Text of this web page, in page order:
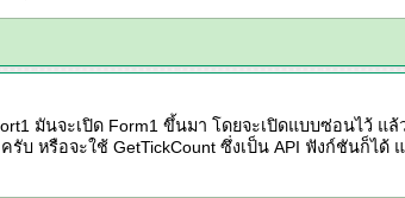
มันจะเปิด Form1 ขึ้นมา โดยจะเปิดแบบซ่อนไว้ แ
รับ หรือจะใช้ GetTickCount ซึ่งเป็น API ฟังก์ชันก็ได้